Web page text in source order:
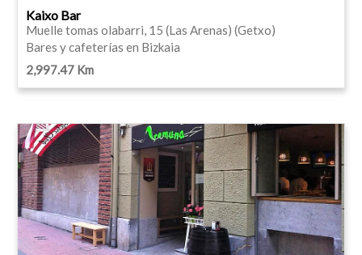
Kaixo Bar
Muelle tomas olabarri, 15 (Las Arenas) (Getxo)
Bares y cafeterías en Bizkaia
2,997.47 Km